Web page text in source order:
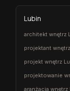
Lubin
architekt wnętrz
projektant
projekt wnętrz
projektowanie
aranżacja wnętrz